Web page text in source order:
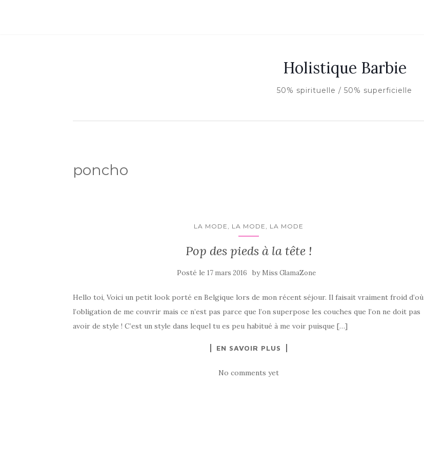
Holistique Barbie
50% spirituelle / 50% superficielle
poncho
LA MODE, LA MODE, LA MODE
Pop des pieds à la tête !
Posté le 17 mars 2016 by Miss GlamaZone
Hello toi, Voici un petit look porté en Belgique lors de mon récent séjour. Il faisait vraiment froid d’où
l’obligation de me couvrir mais ce n’est pas parce que l’on superpose les couches que l’on ne doit pas
avoir de style ! C’est un style dans lequel tu es peu habitué à me voir puisque […]
EN SAVOIR PLUS
No comments yet